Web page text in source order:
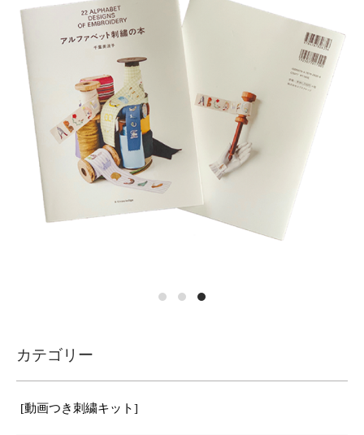
カテゴリー
[動画つき刺繍キット]